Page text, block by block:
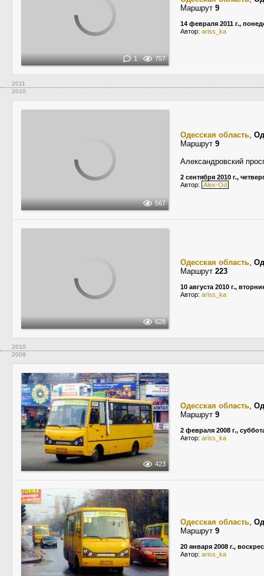
1 757
Маршрут 9
14 февраля 2011 г.,
Автор: ariss_ka
2011
2010
567
Одесская область,
Маршрут 9
Александровский
2 сентября 2010 г.,
Автор: Alex-Od
628
Одесская область,
Маршрут 223
10 августа 2010 г.,
Автор: ariss_ka
2010
2008
423
Одесская область,
Маршрут 9
2 февраля 2008 г.,
Автор: ariss_ka
Одесская область,
Маршрут 9
20 января 2008 г.,
Автор: ariss_ka